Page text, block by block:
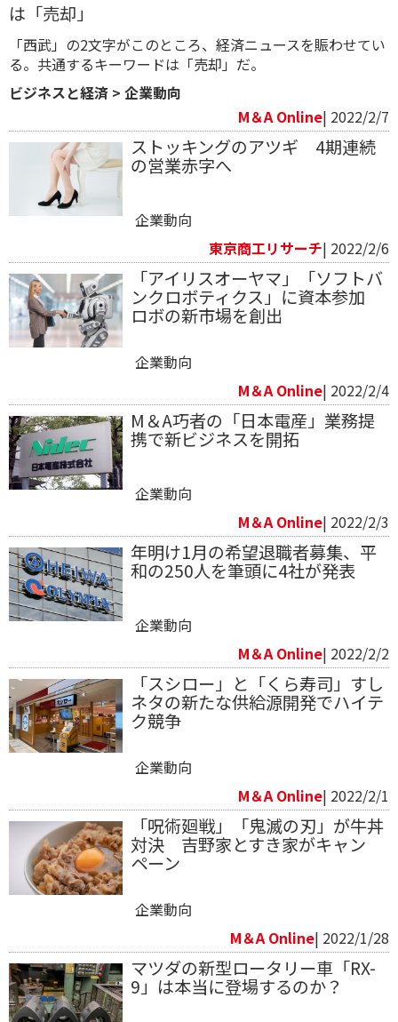
は「売却」
「西武」の2文字がこのところ、経済ニュースを賑わせてい
る。共通するキーワードは「売却」だ。
ビジネスと経済 > 企業動向
M＆A Online| 2022/2/7
ストッキングのアツギ 4期連続
の営業赤字へ
企業動向
東京商工リサーチ| 2022/2/6
「アイリスオーヤマ」「ソフトバ
ンクロボティクス」に資本参加
ロボの新市場を創出
企業動向
M＆A Online| 2022/2/4
M＆A巧者の「日本電産」業務提
携で新ビジネスを開拓
企業動向
M＆A Online| 2022/2/3
年明け1月の希望退職者募集、平
和の250人を筆頭に4社が発表
企業動向
M＆A Online| 2022/2/2
「スシロー」と「くら寿司」すし
ネタの新たな供給源開発でハイテ
ク競争
企業動向
M＆A Online| 2022/2/1
「呪術廻戦」「鬼滅の刃」が牛丼
対決 吉野家とすき家がキャン
ペーン
企業動向
M＆A Online| 2022/1/28
マツダの新型ロータリー車「RX-
9」は本当に登場するのか？